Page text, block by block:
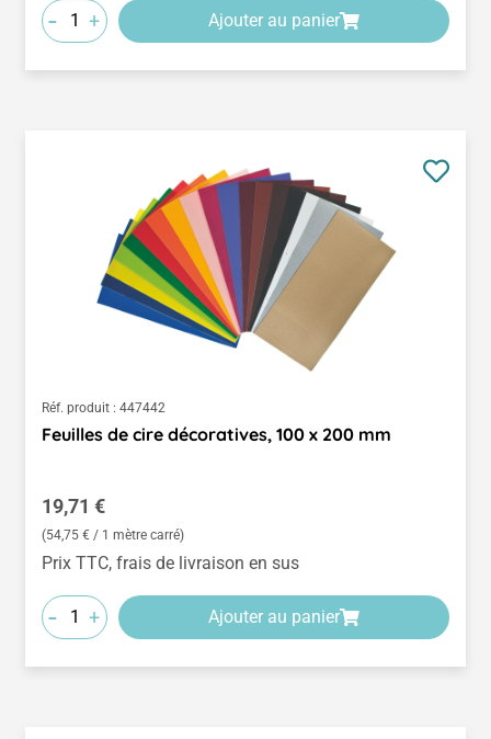
- + Ajouter au panier
Réf. produit : 447442
Feuilles de cire décoratives, 100 x 200 mm
Prix régulier :
19,71 €
(54,75 € / 1 mètre carré)
Prix TTC, frais de livraison en sus
- + Ajouter au panier